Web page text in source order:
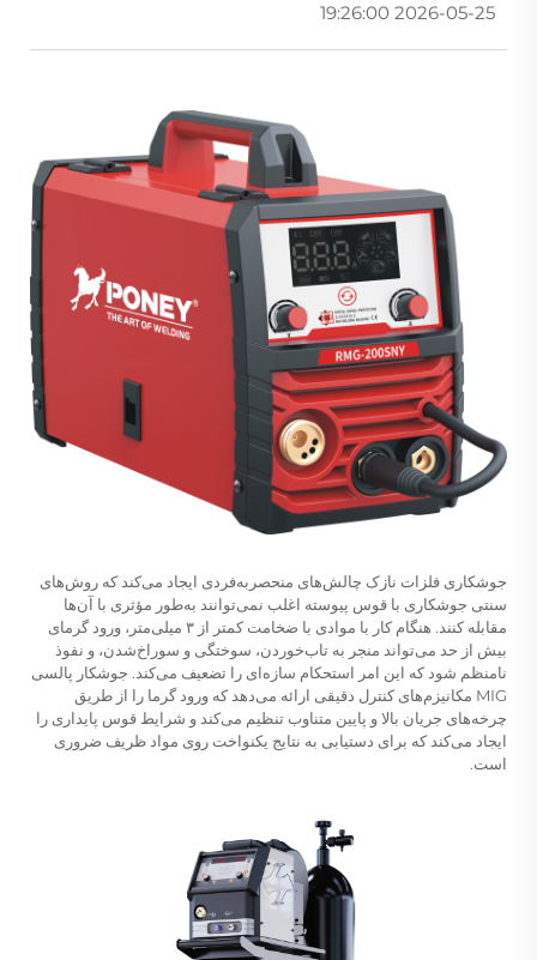
2026-05-25 19:26:00
جوشکاری فلزات نازک چالش‌های منحصر‌به‌فردی ایجاد می‌کند که روش‌های
سنتی جوشکاری با قوس پیوسته اغلب نمی‌توانند به‌طور مؤثری با آن‌ها
مقابله کنند. هنگام کار با موادی با ضخامت کمتر از ۳ میلی‌متر، ورود گرمای
بیش از حد می‌تواند منجر به تاب‌خوردن، سوختگی و سوراخ‌شدن، و نفوذ
نامنظم شود که این امر استحکام سازه‌ای را تضعیف می‌کند. جوشکار پالسی
MIG مکانیزم‌های کنترل دقیقی ارائه می‌دهد که ورود گرما را از طریق
چرخه‌های جریان بالا و پایین متناوب تنظیم می‌کند و شرایط قوس پایداری را
ایجاد می‌کند که برای دستیابی به نتایج یکنواخت روی مواد ظریف ضروری
است.